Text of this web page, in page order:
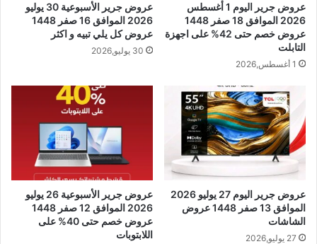
عروض جرير اليوم 1 أغسطس
2026 الموافق 18 صفر 1448
عروض خصم حتى 42% على اجهزة
التابلت
1 أغسطس,2026
عروض جرير الأسبوعية 30 يوليو
2026 الموافق 16 صفر 1448
عروض كل يلي تبيه و اكثر
30 يوليو,2026
عروض جرير اليوم 27 يوليو 2026
الموافق 13 صفر 1448 عروض
الشاشات
27 يوليو,2026
عروض جرير الأسبوعية 26 يوليو
2026 الموافق 12 صفر 1448
عروض خصم حتى 40% على
اللابتوبات